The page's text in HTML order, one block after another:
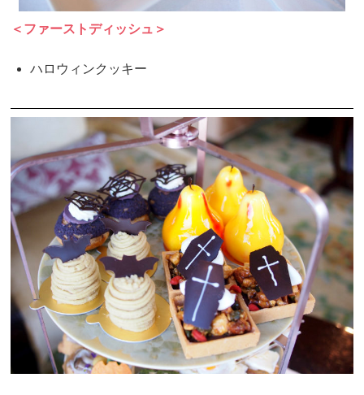
＜ファーストディッシュ＞
ハロウィンクッキー